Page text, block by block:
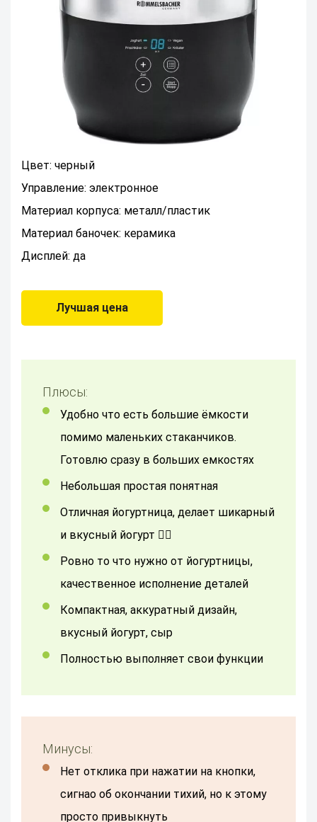
Цвет: черный
Управление: электронное
Материал корпуса: металл/пластик
Материал баночек: керамика
Дисплей: да
Лучшая цена
Плюсы:
Удобно что есть большие ёмкости
помимо маленьких стаканчиков.
Готовлю сразу в больших емкостях
Небольшая простая понятная
Отличная йогуртница, делает шикарный
и вкусный йогурт 👍🏻
Ровно то что нужно от йогуртницы,
качественное исполнение деталей
компактная, аккуратный дизайн,
вкусный йогурт, сыр
Полностью выполняет свои функции
Минусы:
нет отклика при нажатии на кнопки,
сигнао об окончании тихий, но к этому
просто привыкнуть